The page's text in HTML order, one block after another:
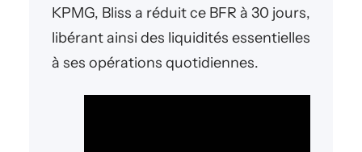
KPMG, Bliss a réduit ce BFR à 30 jours,
libérant ainsi des liquidités essentielles
à ses opérations quotidiennes.